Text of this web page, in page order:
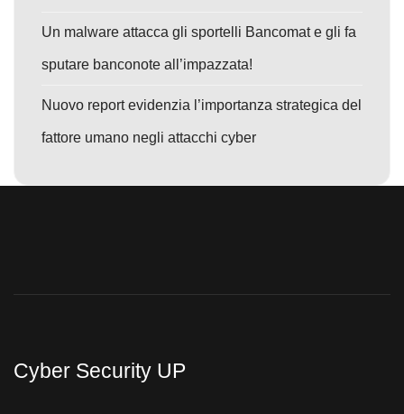
Un malware attacca gli sportelli Bancomat e gli fa
sputare banconote all’impazzata!
Nuovo report evidenzia l’importanza strategica del
fattore umano negli attacchi cyber
Cyber Security UP